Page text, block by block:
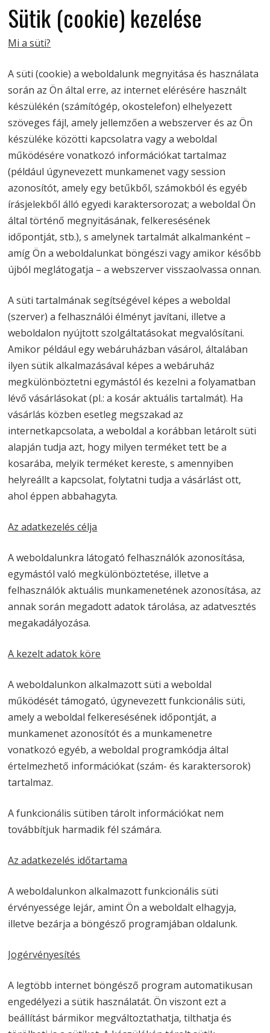
Sütik (cookie) kezelése
Mi a süti?
A süti (cookie) a weboldalunk megnyitása és használata
során az Ön által erre, az internet elérésére használt
készülékén (számítógép, okostelefon) elhelyezett
szöveges fájl, amely jellemzően a webszerver és az Ön
készüléke közötti kapcsolatra vagy a weboldal
működésére vonatkozó információkat tartalmaz
(például úgynevezett munkamenet vagy session
azonosítót, amely egy betűkből, számokból és egyéb
írásjelekből álló egyedi karaktersorozat; a weboldal Ön
által történő megnyitásának, felkeresésének
időpontját, stb.), s amelynek tartalmát alkalmanként –
amíg Ön a weboldalunkat böngészi vagy amikor később
újból meglátogatja – a webszerver visszaolvassa onnan.
A süti tartalmának segítségével képes a weboldal
(szerver) a felhasználói élményt javítani, illetve a
weboldalon nyújtott szolgáltatásokat megvalósítani.
Amikor például egy webáruházban vásárol, általában
ilyen sütik alkalmazásával képes a webáruház
megkülönböztetni egymástól és kezelni a folyamatban
lévő vásárlásokat (pl.: a kosár aktuális tartalmát). Ha
vásárlás közben esetleg megszakad az
internetkapcsolata, a weboldal a korábban letárolt süti
alapján tudja azt, hogy milyen terméket tett be a
kosarába, melyik terméket kereste, s amennyiben
helyreállt a kapcsolat, folytatni tudja a vásárlást ott,
ahol éppen abbahagyta.
Az adatkezelés célja
A weboldalunkra látogató felhasználók azonosítása,
egymástól való megkülönböztetése, illetve a
felhasználók aktuális munkamenetének azonosítása, az
annak során megadott adatok tárolása, az adatvesztés
megakadályozása.
A kezelt adatok köre
A weboldalunkon alkalmazott süti a weboldal
működését támogató, úgynevezett funkcionális süti,
amely a weboldal felkeresésének időpontját, a
munkamenet azonosítót és a munkamenetre
vonatkozó egyéb, a weboldal programkódja által
értelmezhető információkat (szám- és karaktersorok)
tartalmaz.
A funkcionális sütiben tárolt információkat nem
továbbítjuk harmadik fél számára.
Az adatkezelés időtartama
A weboldalunkon alkalmazott funkcionális süti
érvényessége lejár, amint Ön a weboldalt elhagyja,
illetve bezárja a böngésző programjában oldalunk.
Jogérvényesítés
A legtöbb internet böngésző program automatikusan
engedélyezi a sütik használatát. Ön viszont ezt a
beállítást bármikor megváltoztathatja, tilthatja és